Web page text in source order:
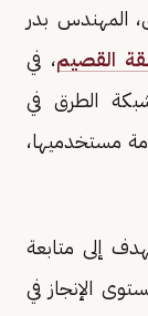
المهندس بدر
القصيم، في
الطرق في
مستخدميها،
إلى متابعة
الإنجاز في